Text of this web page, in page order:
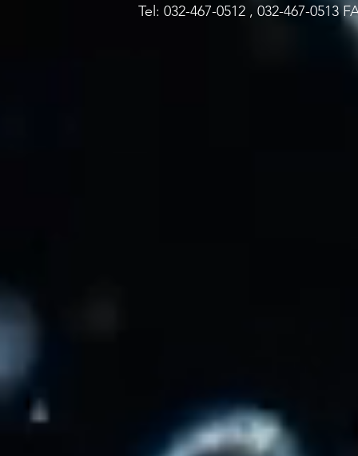
Tel: 032-467-0512 , 032-467-0513